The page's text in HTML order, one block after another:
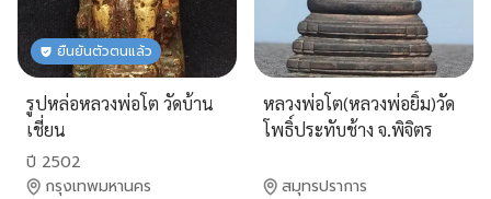
ยืนยันตัวตนแล้ว
รูปหล่อหลวงพ่อโต วัดบ้าน
เชี่ยน
ปี 2502
กรุงเทพมหานคร
หลวงพ่อโต(หลวงพ่อยิ้ม)วัด
โพธิ์ประทับช้าง จ.พิจิตร
สมุทรปราการ